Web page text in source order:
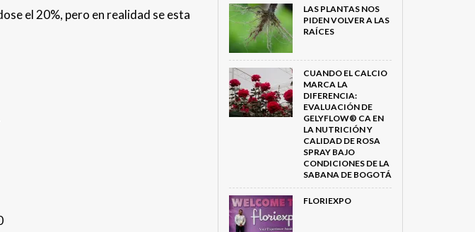
el 20%, pero en realidad se esta
LAS PLANTAS NOS
PIDEN VOLVER A LAS
RAÍCES
CUANDO EL CALCIO
MARCA LA
DIFERENCIA:
EVALUACIÓN DE
GELYFLOW® CA EN
LA NUTRICIÓN Y
CALIDAD DE ROSA
SPRAY BAJO
CONDICIONES DE LA
SABANA DE BOGOTÁ
FLORIEXPO